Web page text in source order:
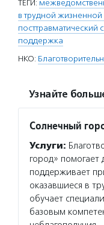
ТЕГИ:
в трудной жизненной
посттравматический
поддержка
НКО:
Узнайте
Солнечный
Услуги:
город»
поддерживает
оказавшиеся в
обучает
базовым